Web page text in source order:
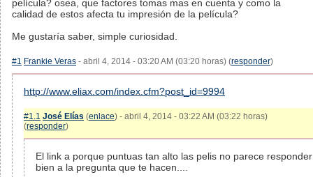
película? osea, que factores tomas mas en cuenta y como la
calidad de estos afecta tu impresión de la película?
Me gustaría saber, simple curiosidad.
#1 Frankie Veras - abril 4, 2014 - 03:20 AM (03:20 horas) (responder)
http://www.eliax.com/index.cfm?post_id=9994
#1.1 José Elías (enlace) - abril 4, 2014 - 03:22 AM (03:22 horas)
(responder)
El link a porque puntuas tan alto las pelis no parece responder
bien a la pregunta que te hacen....